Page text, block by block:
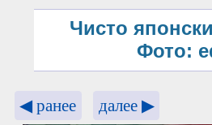
Чисто
Фото:
◀ ранее далее ▶